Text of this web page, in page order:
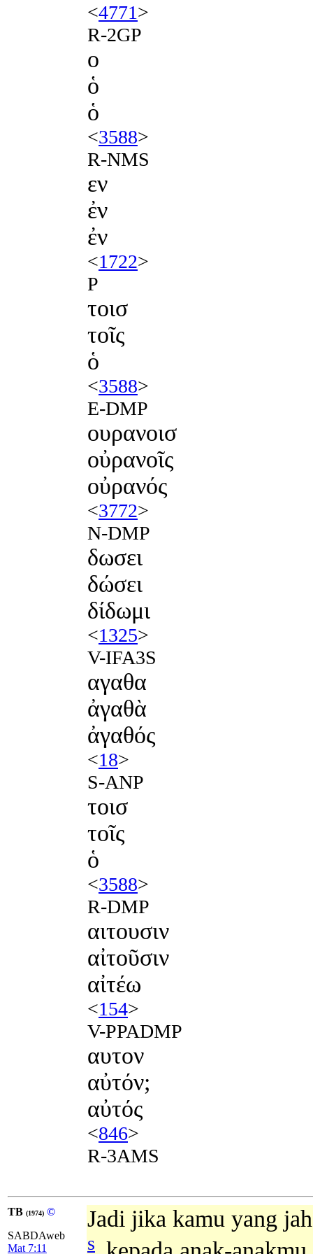
<4771>
R-2GP
ο
ὁ
ὁ
<3588>
R-NMS
εν
ἐν
ἐν
<1722>
P
τοισ
τοῖς
ὁ
<3588>
E-DMP
ουρανοισ
οὐρανοῖς
οὐρανός
<3772>
N-DMP
δωσει
δώσει
δίδωμι
<1325>
V-IFA3S
αγαθα
ἀγαθὰ
ἀγαθός
<18>
S-ANP
τοισ
τοῖς
ὁ
<3588>
R-DMP
αιτουσιν
αἰτοῦσιν
αἰτέω
<154>
V-PPADMP
αυτον
αὐτόν;
αὐτός
<846>
R-3AMS
TB (1974) ©
SABDAweb
Mat 7:11
Jadi jika kamu yang
s